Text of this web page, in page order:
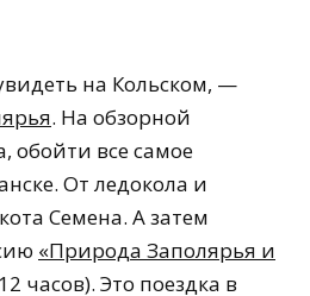
на Кольском, —
. На обзорной
обойти все самое
От ледокола и
Семена. А затем
«Природа Заполярья и
часов). Это поездка в